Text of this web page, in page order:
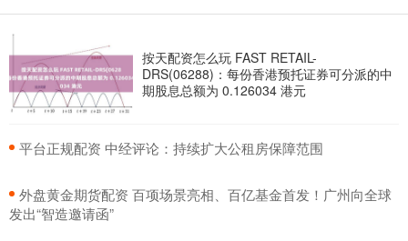
按天配资怎么玩 FAST RETAIL-
DRS(06288)：每份香港预托证券可分派的中
期股息总额为 0.126034 港元
​平台正规配资 中经评论：持续扩大公租房保障范围
​外盘黄金期货配资 百项场景亮相、百亿基金首发！广州向全球
发出“智造邀请函”